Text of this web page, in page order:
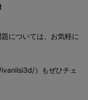
については、お気軽に
）もぜひチェ